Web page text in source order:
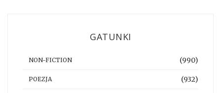
GATUNKI
NON-FICTION (990)
POEZJA (932)